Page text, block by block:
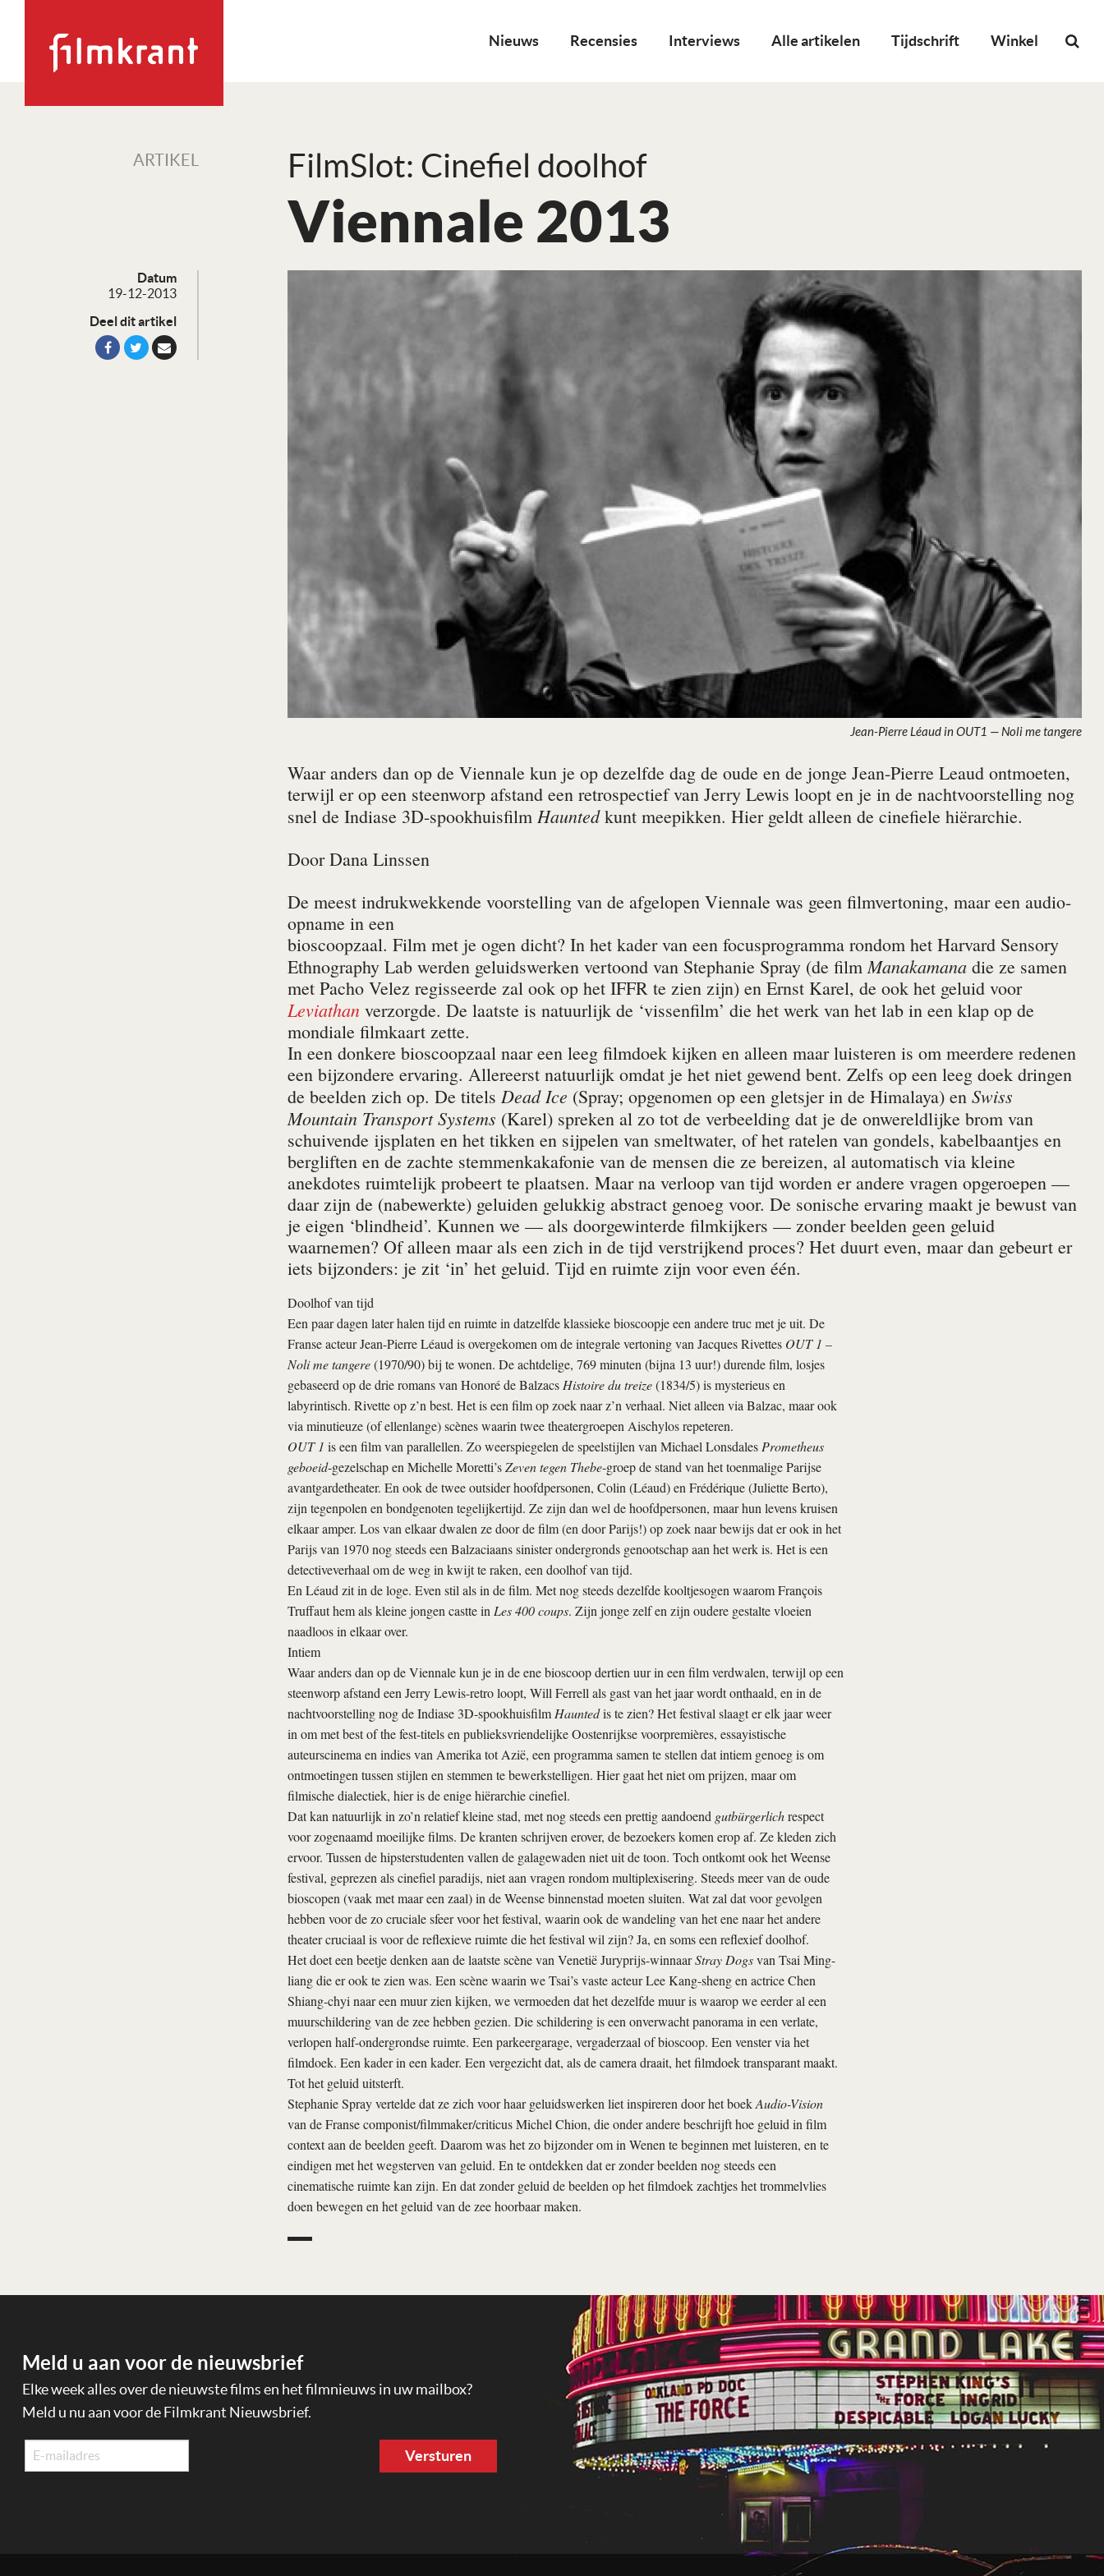
Nieuws Recensies Interviews Alle artikelen Tijdschrift Winkel
ARTIKEL FilmSlot: Cinefiel doolhof
Viennale 2013
Datum
19-12-2013
Deel dit artikel
Jean-Pierre Léaud in OUT1 — Noli me tangere
Waar anders dan op de Viennale kun je op dezelfde dag de oude en de jonge Jean-Pierre Leaud ontmoeten,
terwijl er op een steenworp afstand een retrospectief van Jerry Lewis loopt en je in de nachtvoorstelling nog
snel de Indiase 3D-spookhuisfilm Hauntedkunt meepikken. Hier geldt alleen de cinefiele hiërarchie.
DoorDana Linssen
De meest indrukwekkende voorstelling van de afgelopen Viennale was geen filmvertoning, maar een audio-
opname in een
bioscoopzaal. Film met je ogen dicht? In het kader van een focusprogramma rondom het Harvard Sensory
Ethnography Lab werden geluidswerken vertoond van Stephanie Spray (de film Manakamanadie ze samen
met Pacho Velez regisseerde zal ook op het IFFR te zien zijn) en Ernst Karel, de ook het geluid voor
Leviathanverzorgde. De laatste is natuurlijk de ‘vissenfilm’ die het werk van het lab in een klap op de
mondiale filmkaart zette.
In een donkere bioscoopzaal naar een leeg filmdoek kijken en alleen maar luisteren is om meerdere redenen
een bijzondere ervaring. Allereerst natuurlijk omdat je het niet gewend bent. Zelfs op een leeg doek dringen
de beelden zich op. De titels Dead Ice (Spray; opgenomen op een gletsjer in de Himalaya) en Swiss
Mountain Transport Systems (Karel) spreken al zo tot de verbeelding dat je de onwereldlijke brom van
schuivende ijsplaten en het tikken en sijpelen van smeltwater, of het ratelen van gondels, kabelbaantjes en
bergliften en de zachte stemmenkakafonie van de mensen die ze bereizen, al automatisch via kleine
anekdotes ruimtelijk probeert te plaatsen. Maar na verloop van tijd worden er andere vragen opgeroepen —
daar zijn de (nabewerkte) geluiden gelukkig abstract genoeg voor. De sonische ervaring maakt je bewust van
je eigen ‘blindheid’. Kunnen we — als doorgewinterde filmkijkers — zonder beelden geen geluid
waarnemen? Of alleen maar als een zich in de tijd verstrijkend proces? Het duurt even, maar dan gebeurt er
iets bijzonders: je zit ‘in’ het geluid. Tijd en ruimte zijn voor even één.
Doolhof van tijd
Een paar dagen later halen tijd en ruimte in datzelfde klassieke bioscoopje een andere truc met je uit. De
Franse acteur Jean-Pierre Léaud is overgekomen om de integrale vertoning van Jacques Rivettes OUT 1 –
Noli me tangere(1970/90) bij te wonen. De achtdelige, 769 minuten (bijna 13 uur!) durende film, losjes
gebaseerd op de drie romans van Honoré de Balzacs Histoire du treize(1834/5) is mysterieus en
labyrintisch. Rivette op z’n best. Het is een film op zoek naar z’n verhaal. Niet alleen via Balzac, maar ook
via minu­tieuze (of ellenlange) scènes waarin twee theatergroepen Aischylos repeteren.
OUT 1 is een film van parallellen. Zo weerspiegelen de speelstijlen van Michael Lonsdales Prometheus
geboeid-gezelschap en Michelle Moretti’sZeven tegen Thebe-groep de stand van het toenmalige Parijse
avantgardetheater. En ook de twee outsider hoofd­­­­personen, Colin (Léaud) en Frédérique (Juliette Berto),
zijn tegenpolen en bondgenoten tegelijkertijd. Ze zijn dan wel de hoofdpersonen, maar hun levens kruisen
elkaar amper. Los van elkaar dwalen ze door de film (en door Parijs!) op zoek naar bewijs dat er ook in het
Parijs van 1970 nog steeds een Balzaciaans sinister ondergronds genootschap aan het werk is. Het is een
detectiveverhaal om de weg in kwijt te raken, een doolhof van tijd.
En Léaud zit in de loge. Even stil als in de film. Met nog steeds dezelfde kooltjesogen waarom François
Truffaut hem als kleine jongen castte in Les 400 coups. Zijn jonge zelf en zijn oudere gestalte vloeien
naadloos in elkaar over.
Intiem
Waar anders dan op de Viennale kun je in de ene bioscoop dertien uur in een film verdwalen, terwijl op een
steenworp afstand een Jerry Lewis-retro loopt, Will Ferrell als gast van het jaar wordt onthaald, en in de
nachtvoorstelling nog de Indiase 3D-spookhuisfilm Hauntedis te zien? Het festival slaagt er elk jaar weer
in om met best of the fest-titels en publieksvriendelijke Oostenrijkse voorpremières, essayistische
auteurscinema en indies van Amerika tot Azië, een programma samen te stellen dat intiem genoeg is om
ontmoetingen tussen stijlen en stemmen te bewerkstelligen. Hier gaat het niet om prijzen, maar om
filmische dialectiek, hier is de enige hiërarchie cinefiel.
Dat kan natuurlijk in zo’n relatief kleine stad, met nog steeds een prettig aandoend gutbürgerlichrespect
voor zogenaamd moeilijke films. De kranten schrijven erover, de bezoekers komen erop af. Ze kleden zich
ervoor. Tussen de hipsterstudenten vallen de galagewaden niet uit de toon. Toch ontkomt ook het Weense
festival, geprezen als cinefiel paradijs, niet aan vragen rondom multiplexisering. Steeds meer van de oude
bioscopen (vaak met maar een zaal) in de Weense binnenstad moeten sluiten. Wat zal dat voor gevolgen
hebben voor de zo cruciale sfeer voor het festival, waarin ook de wandeling van het ene naar het andere
theater cruciaal is voor de reflexieve ruimte die het festival wil zijn? Ja, en soms een reflexief doolhof.
Het doet een beetje denken aan de laatste scène van Venetië Juryprijs-winnaarStray Dogsvan Tsai Ming-
liang die er ook te zien was. Een scène waarin we Tsai’s vaste acteur Lee Kang-sheng en actrice Chen
Shiang-chyi naar een muur zien kijken, we vermoeden dat het dezelfde muur is waarop we eerder al een
muurschildering van de zee hebben gezien. Die schildering is een onverwacht panorama in een verlate,
verlopen half-ondergrondse ruimte. Een parkeergarage, vergaderzaal of bioscoop. Een venster via het
filmdoek. Een kader in een kader. Een vergezicht dat, als de camera draait, het filmdoek transparant maakt.
Tot het geluid uitsterft.
Stephanie Spray vertelde dat ze zich voor haar geluidswerken liet inspireren door het boekAudio-Vision
van de Franse componist/filmmaker/criticus Michel Chion, die onder andere beschrijft hoe geluid in film
context aan de beelden geeft. Daarom was het zo bijzonder om in Wenen te beginnen met luisteren, en te
eindigen met het wegsterven van geluid. En te ontdekken dat er zonder beelden nog steeds een
cinematische ruimte kan zijn. En dat zonder geluid de beelden op het filmdoek zachtjes het trommelvlies
doen bewegen en het geluid van de zee hoorbaar maken.
Meld u aan voor de nieuwsbrief
Elke week alles over de nieuwste films en het filmnieuws in uw mailbox?
Meld u nu aan voor de Filmkrant Nieuwsbrief.